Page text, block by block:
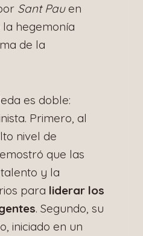
Sant Pauen
hegemonía
de la
es doble:
Primero, al
nivel de
que las
y la
para liderar los
. Segundo, su
iniciado en un